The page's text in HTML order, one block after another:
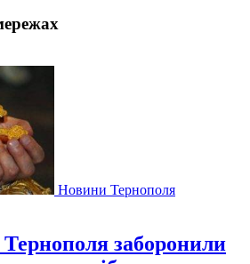
Новини Тернополя
заборонили